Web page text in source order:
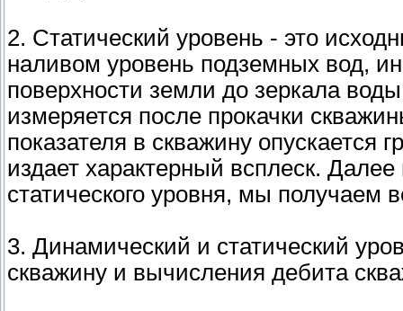
2. Статический уровень - это
наливом уровень подземных вод,
поверхности земли до зеркала
измеряется после прокачки
показателя в скважину опускается
издает характерный всплеск.
статического уровня, мы получаем
3. Динамический и статический
скважину и вычисления дебита